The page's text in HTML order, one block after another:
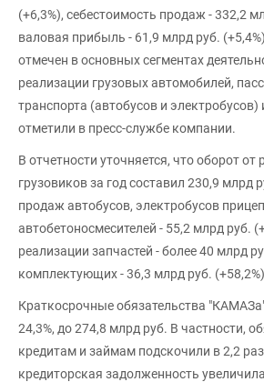
(+6,3%), себестоимость продаж - 332,2
валовая прибыль - 61,9 млрд руб.
отмечен в основных сегментах
реализации грузовых автомобилей,
транспорта (автобусов и электробусов)
отметили в пресс-службе компании.
В отчетности уточняется, что оборот от
грузовиков за год составил 230,9 млрд
продаж автобусов, электробусов
автобетоносмесителей - 55,2 млрд руб.
реализации запчастей - более 40 млрд
комплектующих - 36,3 млрд руб.
Краткосрочные обязательства
24,3%, до 274,8 млрд руб. В частности,
кредитам и займам подскочили в 2,2
кредиторская задолженность